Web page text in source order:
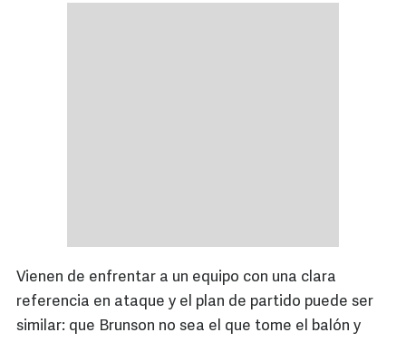
Vienen de enfrentar a un equipo con una clara
referencia en ataque y el plan de partido puede ser
similar: que Brunson no sea el que tome el balón y